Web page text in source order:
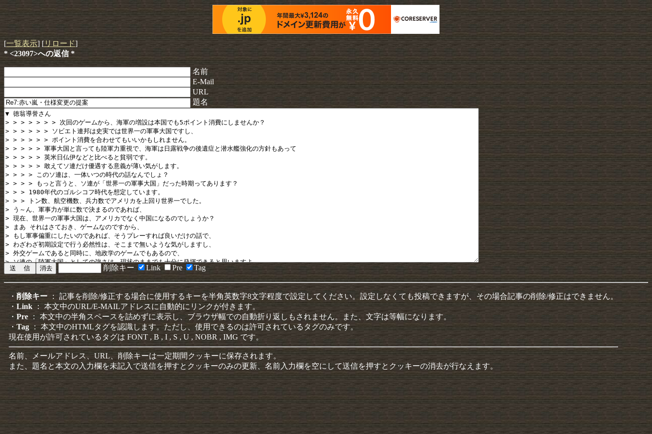
[一覧表示] [リロード]
* <23097>への返信 *
名前
E-Mail
URL
題名
削除キー Link Pre Tag
・ 削除キー： 記事を削除/修正する場合に使用するキーを半角英数字8文字程度で設定してください。設定しなくても投稿できますが、その場合記事の削除/修正はできません。
・Link： 本文中のURL/E-MAILアドレスに自動的にリンクが付きます。
・Pre ： 本文中の半角スペースを詰めずに表示し、ブラウザ幅での自動折り返しもされません。また、文字は等幅になります。
・Tag： 本文中のHTMLタグを認識します。ただし、使用できるのは許可されているタグのみです。
現在使用が許可されているタグは FONT , B , I , S , U , NOBR , IMG です。
名前、メールアドレス、URL、削除キーは一定期間クッキーに保存されます。
また、題名と本文の入力欄を未記入で送信を押すとクッキーのみの更新、名前入力欄を空にして送信を押すとクッキーの消去が行なえます。